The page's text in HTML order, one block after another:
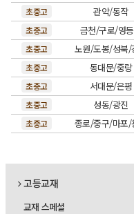
초중고 관악/동작
초중고 금천/구로/영
초중고 노원/도봉/성북/
초중고 동대문/중랑
초중고 서대문/은평
초중고 성동/광진
초중고 종로/중구/마포/
고등교재
교재 스페셜